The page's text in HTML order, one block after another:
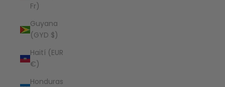
Fr)
Guyana
(GYD $)
Haití (EUR
€)
Honduras